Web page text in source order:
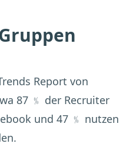
Report von
87 ﹪ der Recruiter
und 47 ﹪ nutzen